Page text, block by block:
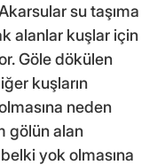
su taşıma
alanlar kuşlar için
Göle dökülen
kuşların
neden
gölün alan
yok olmasına